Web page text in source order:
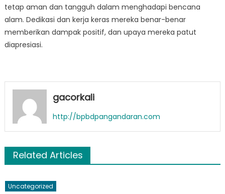
tetap aman dan tangguh dalam menghadapi bencana
alam. Dedikasi dan kerja keras mereka benar-benar
memberikan dampak positif, dan upaya mereka patut
diapresiasi.
gacorkali
http://bpbdpangandaran.com
Related Articles
Uncategorized